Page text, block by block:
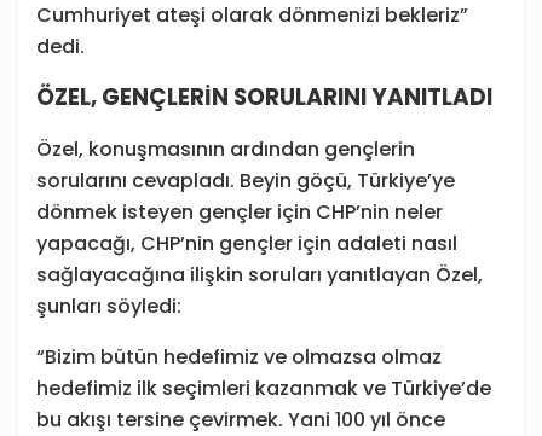
Cumhuriyet ateşi olarak dönmenizi bekleriz”
dedi.
ÖZEL, GENÇLERİN SORULARINI YANITLADI
Özel, konuşmasının ardından gençlerin
sorularını cevapladı. Beyin göçü, Türkiye’ye
dönmek isteyen gençler için CHP’nin neler
yapacağı, CHP’nin gençler için adaleti nasıl
sağlayacağına ilişkin soruları yanıtlayan Özel,
şunları söyledi:
“Bizim bütün hedefimiz ve olmazsa olmaz
hedefimiz ilk seçimleri kazanmak ve Türkiye’de
bu akışı tersine çevirmek. Yani 100 yıl önce